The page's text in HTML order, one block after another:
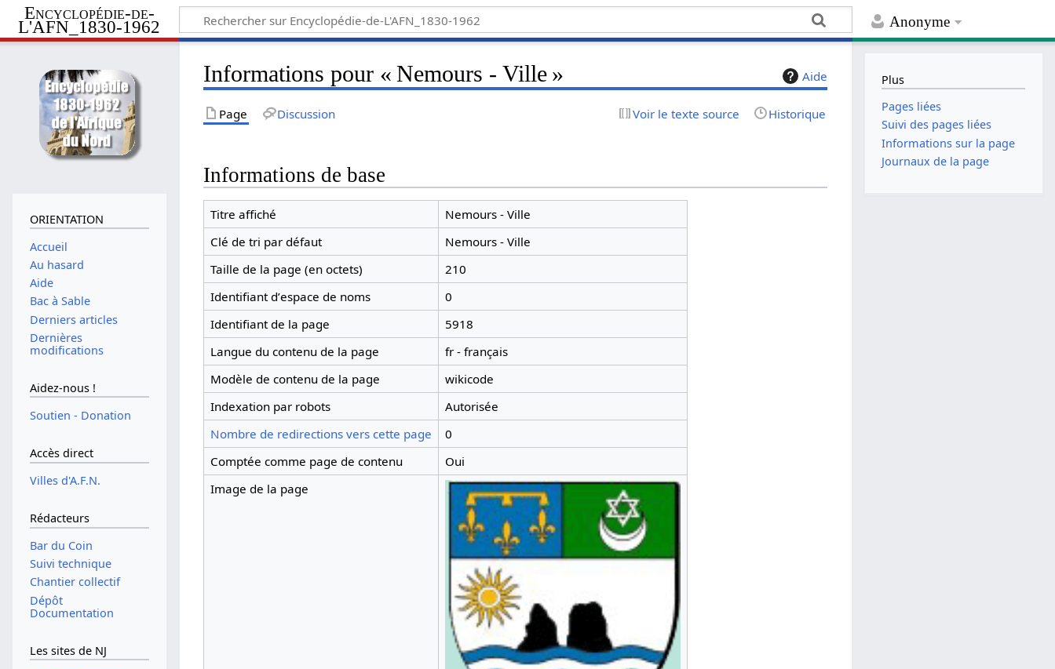
Anonyme
Encyclopédie-de-
L'AFN_1830-1962
Aide
Informations pour « Nemours - Ville »
Page Discussion Voir le texte source Historique
Informations de base
Titre affiché
Nemours - Ville
Clé de tri par défaut
Nemours - Ville
Taille de la page (en octets)
210
Identifiant dʼespace de noms
0
Identifiant de la page
5918
Langue du contenu de la page
fr - français
Modèle de contenu de la page
wikicode
Indexation par robots
Autorisée
Nombre de redirections vers cette page
0
Comptée comme page de contenu
Oui
Image de la page
ORIENTATION
Accueil
Au hasard
Aide
Bac à Sable
Derniers articles
Dernières
modifications
Aidez-nous !
Soutien - Donation
Accès direct
Villes d'A.F.N.
Rédacteurs
Bar du Coin
Suivi technique
Chantier collectif
Dépôt
Documentation
Les sites de NJ
Plus
Pages liées
Suivi des pages liées
Informations sur la page
Journaux de la page